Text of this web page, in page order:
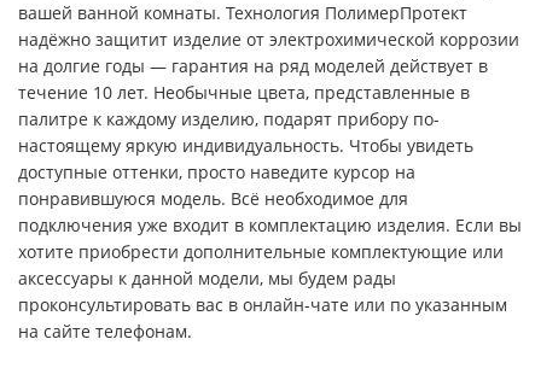
вашей ванной комнаты. Технология ПолимерПротект
надёжно защитит изделие от электрохимической коррозии
на долгие годы — гарантия на ряд моделей действует в
течение 10 лет. Необычные цвета, представленные в
палитре к каждому изделию, подарят прибору по-
настоящему яркую индивидуальность. Чтобы увидеть
доступные оттенки, просто наведите курсор на
понравившуюся модель. Всё необходимое для
подключения уже входит в комплектацию изделия. Если вы
хотите приобрести дополнительные комплектующие или
аксессуары к данной модели, мы будем рады
проконсультировать вас в онлайн-чате или по указанным
на сайте телефонам.